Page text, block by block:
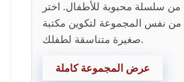
سلسلة محبوبة للأطفال. اختر
نفس المجموعة لتكوين مكتبة
صغيرة متناسقة لطفلك.
عرض المجموعة كاملة